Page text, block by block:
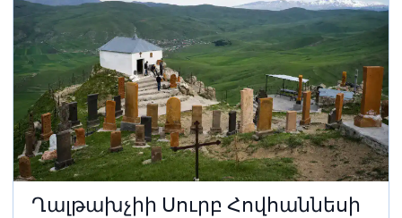
Ղալթախչիի Սուրբ Հովհաննեսի